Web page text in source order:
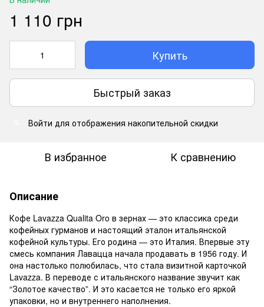
1 110 грн
Купить
Быстрый заказ
Войти для отображения накопительной скидки
В избранное К сравнению
Описание
Кофе Lavazza Qualita Oro в зернах — это классика среди
кофейных гурманов и настоящий эталон итальянской
кофейной культуры. Его родина — это Италия. Впервые эту
смесь компания Лавацца начала продавать в 1956 году. И
она настолько полюбилась, что стала визитной карточкой
Lavazza. В переводе с итальянского название звучит как
“Золотое качество”. И это касается не только его яркой
упаковки, но и внутреннего наполнения.